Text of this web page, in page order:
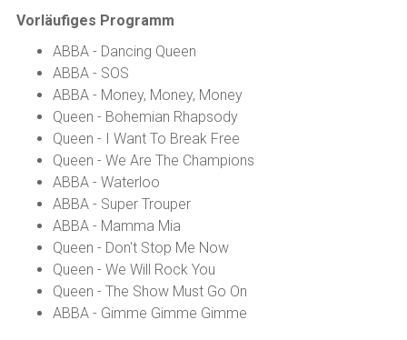
Vorläufiges Programm
ABBA - Dancing Queen
ABBA - SOS
ABBA - Money, Money, Money
Queen - Bohemian Rhapsody
Queen - I Want To Break Free
Queen - We Are The Champions
ABBA - Waterloo
ABBA - Super Trouper
ABBA - Mamma Mia
Queen - Don't Stop Me Now
Queen - We Will Rock You
Queen - The Show Must Go On
ABBA - Gimme Gimme Gimme